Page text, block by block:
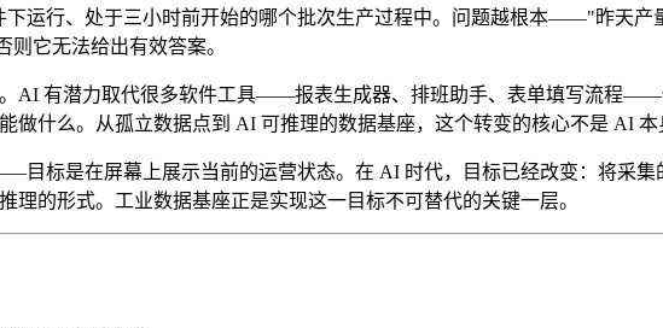
下运行、处于三小时前开始的哪个批次生产过程中。问题越根本——"昨天
它无法给出有效答案。
AI 有潜力取代很多软件工具——报表生成器、排班助手、表单填写流程——
什么。从孤立数据点到 AI 可推理的数据基座，这个转变的核心不是 AI 本
目标是在屏幕上展示当前的运营状态。在 AI 时代，目标已经改变：将采
的形式。工业数据基座正是实现这一目标不可替代的关键一层。